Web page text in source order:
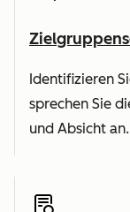
Identifizieren
sprechen Sie
und Absicht an.